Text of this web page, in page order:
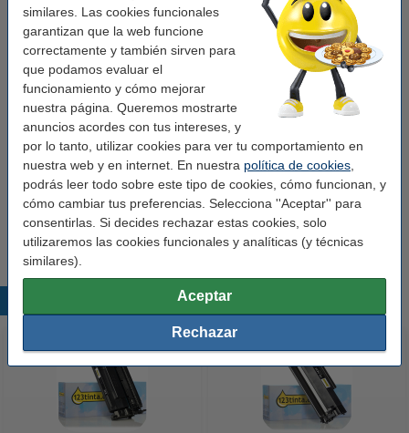
similares. Las cookies funcionales
garantizan que la web funcione
correctamente y también sirven para
que podamos evaluar el
funcionamiento y cómo mejorar
nuestra página. Queremos mostrarte
anuncios acordes con tus intereses, y
por lo tanto, utilizar cookies para ver tu comportamiento en
nuestra web y en internet. En nuestra política de cookies
podrás leer todo sobre este tipo de cookies, cómo funcionan, y
cómo cambiar tus preferencias. Selecciona ''Aceptar'' para
consentirlas. Si decides rechazar estas cookies, solo
utilizaremos las cookies funcionales y analíticas (y técnicas
similares).
Aceptar
Rechazar
Capacidad: ± 10.000 páginas
Núm. de item: 055453
Añade el pack doble
Marca 123tinta - HP 59X (CF259X) toner negro
XL | Pack 2 uds
Consejo
Le recomendamos que utilice este toner (marca 123tinta) en lugar
de la versión HP.
Productos destacados